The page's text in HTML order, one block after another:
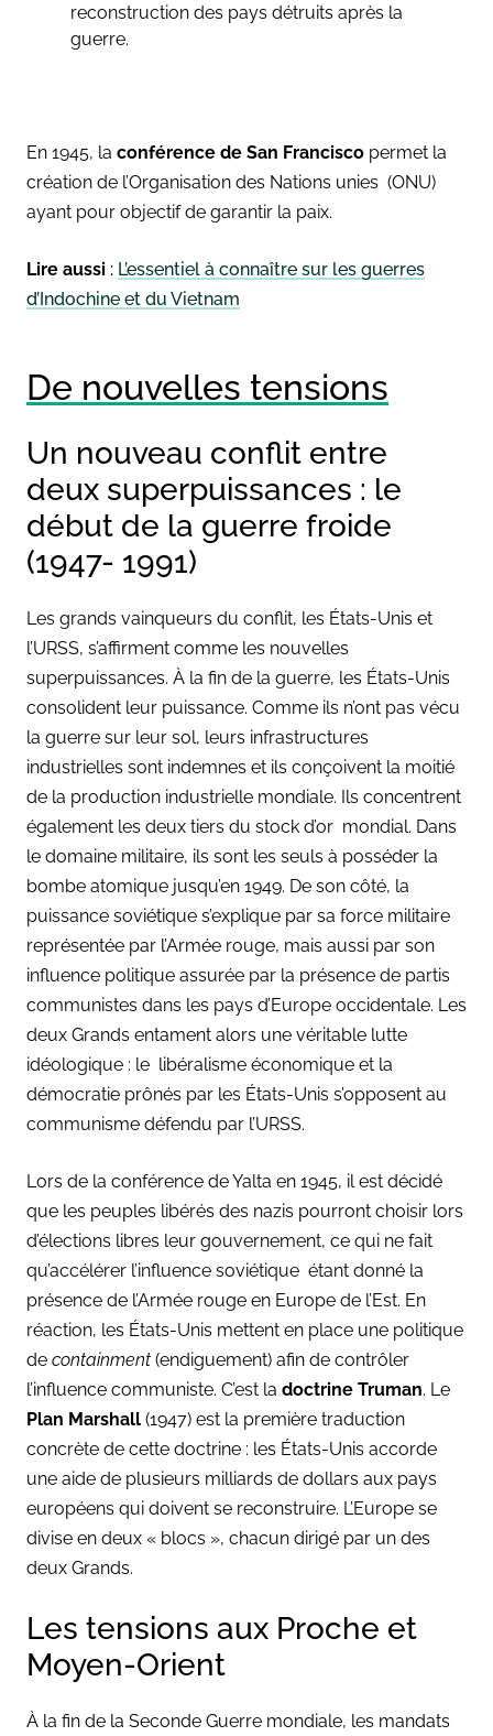
reconstruction des pays détruits après la
guerre.
En 1945, la conférence de San Francisco permet la
création de l’Organisation des Nations unies (ONU)
ayant pour objectif de garantir la paix.
Lire aussi : L’essentiel à connaître sur les guerres
d’Indochine et du Vietnam
De nouvelles tensions
Un nouveau conflit entre
deux superpuissances : le
début de la guerre froide
(1947- 1991)
Les grands vainqueurs du conflit, les États-Unis et
l’URSS, s’affirment comme les nouvelles
superpuissances. À la fin de la guerre, les États-Unis
consolident leur puissance. Comme ils n’ont pas vécu
la guerre sur leur sol, leurs infrastructures
industrielles sont indemnes et ils conçoivent la moitié
de la production industrielle mondiale. Ils concentrent
également les deux tiers du stock d’or mondial. Dans
le domaine militaire, ils sont les seuls à posséder la
bombe atomique jusqu’en 1949. De son côté, la
puissance soviétique s’explique par sa force militaire
représentée par l’Armée rouge, mais aussi par son
influence politique assurée par la présence de partis
communistes dans les pays d’Europe occidentale. Les
deux Grands entament alors une véritable lutte
idéologique : le libéralisme économique et la
démocratie prônés par les États-Unis s’opposent au
communisme défendu par l’URSS.
Lors de la conférence de Yalta en 1945, il est décidé
que les peuples libérés des nazis pourront choisir lors
d’élections libres leur gouvernement, ce qui ne fait
qu’accélérer l’influence soviétique étant donné la
présence de l’Armée rouge en Europe de l’Est. En
réaction, les États-Unis mettent en place une politique
de containment (endiguement) afin de contrôler
l’influence communiste. C’est la doctrine Truman. Le
Plan Marshall (1947) est la première traduction
concrète de cette doctrine : les États-Unis accorde
une aide de plusieurs milliards de dollars aux pays
européens qui doivent se reconstruire. L’Europe se
divise en deux « blocs », chacun dirigé par un des
deux Grands.
Les tensions aux Proche et
Moyen-Orient
À la fin de la Seconde Guerre mondiale, les mandats